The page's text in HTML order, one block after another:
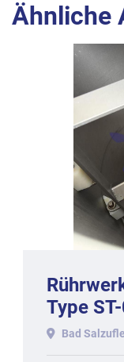
Type
2014
Bad